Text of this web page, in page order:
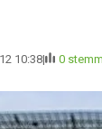
10:38 0